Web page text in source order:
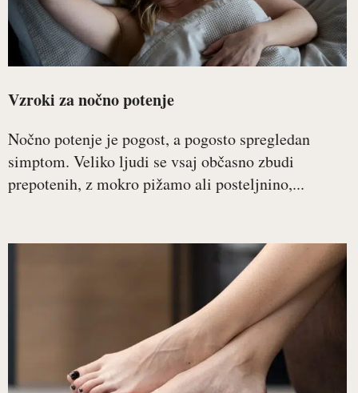
Vzroki za nočno potenje
Nočno potenje je pogost, a pogosto spregledan
simptom. Veliko ljudi se vsaj občasno zbudi
prepotenih, z mokro pižamo ali posteljnino,...